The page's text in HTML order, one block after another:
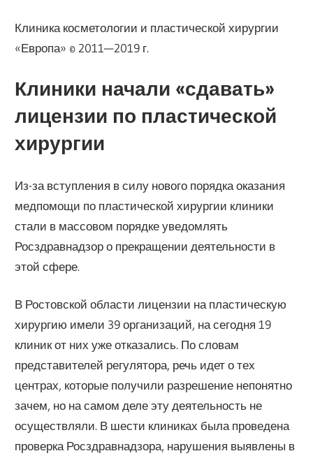
Клиника косметологии и пластической хирургии
«Европа» © 2011—2019 г.
Клиники начали «сдавать»
лицензии по пластической
хирургии
Из-за вступления в силу нового порядка оказания
медпомощи по пластической хирургии клиники
стали в массовом порядке уведомлять
Росздравнадзор о прекращении деятельности в
этой сфере.
В Ростовской области лицензии на пластическую
хирургию имели 39 организаций, на сегодня 19
клиник от них уже отказались. По словам
представителей регулятора, речь идет о тех
центрах, которые получили разрешение непонятно
зачем, но на самом деле эту деятельность не
осуществляли. В шести клиниках была проведена
проверка Росздравнадзора, нарушения выявлены в